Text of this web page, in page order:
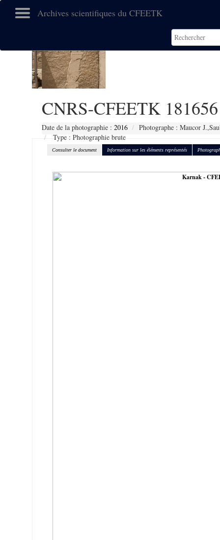
Archives scientifiques du CFEETK
CNRS-CFEETK 181656
Date de la photographie : 2016
Photographe : Maucor
Type : Photographie brute
Consulter le document Information sur les éléments représentés